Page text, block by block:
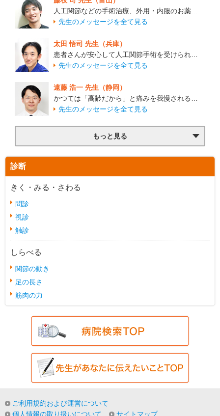
人工関節などの手術治療、外用・内服のお薬…
先生のメッセージを全て見る
太田 悟司 先生（兵庫）
患者さんが安心して人工関節手術を受けられ…
先生のメッセージを全て見る
遠藤 浩一 先生（静岡）
かつては「高齢だから」と痛みを我慢される…
先生のメッセージを全て見る
もっと見る
診断
きく・みる・さわる
問診
視診
触診
しらべる
関節の動き
足の長さ
筋肉の力
ご利用規約および運営について
個人情報の取り扱いについて
サイトマップ